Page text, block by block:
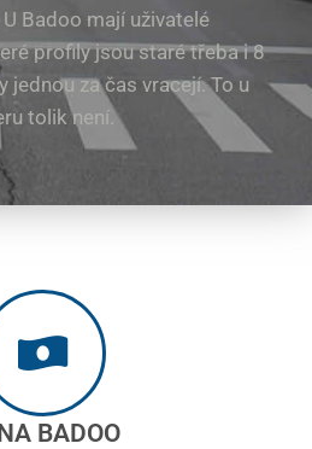
U Badoo mají uživatelé
profily jsou staré třeba i 8
jednou za čas vracejí. To u
tolik není.
BADOO